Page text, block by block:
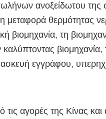
ανοξείδωτου της
μεταφορά θερμότητας
βιομηχανία, τη
βιομηχανία,
εγγράφου,
αγορές της Κίνας